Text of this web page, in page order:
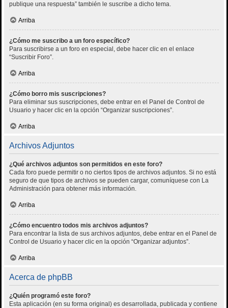
publique una respuesta” también le suscribe a dicho tema.
Arriba
¿Cómo me suscribo a un foro específico?
Para suscribirse a un foro en especial, debe hacer clic en el enlace
“Suscribir Foro”.
Arriba
¿Cómo borro mis suscripciones?
Para eliminar sus suscripciones, debe entrar en el Panel de Control de
Usuario y hacer clic en la opción “Organizar suscripciones”.
Arriba
Archivos Adjuntos
¿Qué archivos adjuntos son permitidos en este foro?
Cada foro puede permitir o no ciertos tipos de archivos adjuntos. Si no está
seguro de que tipos de archivos se pueden cargar, comuníquese con La
Administración para obtener más información.
Arriba
¿Cómo encuentro todos mis archivos adjuntos?
Para encontrar la lista de sus archivos adjuntos, debe entrar en el Panel de
Control de Usuario y hacer clic en la opción “Organizar adjuntos”.
Arriba
Acerca de phpBB
¿Quién programó este foro?
Esta aplicación (en su forma original) es desarrollada, publicada y contiene